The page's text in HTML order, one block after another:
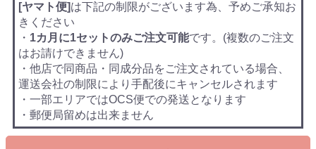
[ヤマト便]は下記の制限がございます為、予めご承知お
きください
・ 1カ月に1セットのみご注文可能です。(複数のご注文
はお請けできません)
・他店で同商品・同成分品をご注文されている場合、
運送会社の制限により手配後にキャンセルされます
・一部エリアではOCS便での発送となります
・郵便局留めは出来ません